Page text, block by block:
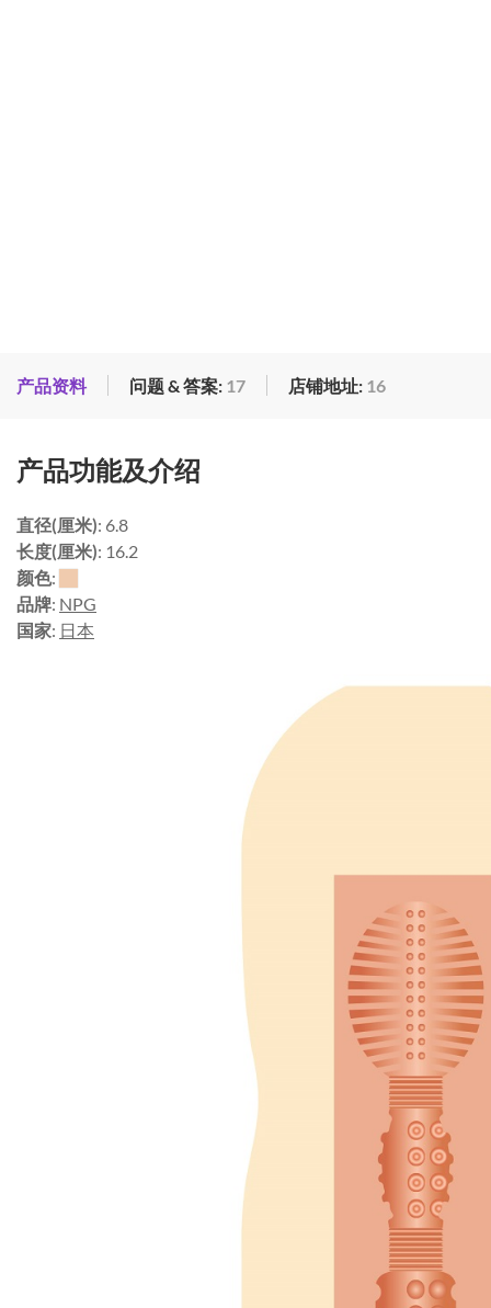
产品资料 问题 & 答案: 17 店铺地址: 16
产品功能及介绍
直径(厘米): 6.8
长度(厘米): 16.2
颜色:
品牌: NPG
国家: 日本